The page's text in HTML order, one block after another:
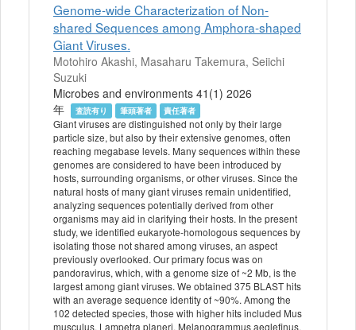
Genome-wide Characterization of Non-
shared Sequences among Amphora-shaped
Giant Viruses.
Motohiro Akashi, Masaharu Takemura, Seiichi
Suzuki
Microbes and environments 41(1) 2026
年
査読有り 筆頭著者 責任著者
Giant viruses are distinguished not only by their large
particle size, but also by their extensive genomes, often
reaching megabase levels. Many sequences within these
genomes are considered to have been introduced by
hosts, surrounding organisms, or other viruses. Since the
natural hosts of many giant viruses remain unidentified,
analyzing sequences potentially derived from other
organisms may aid in clarifying their hosts. In the present
study, we identified eukaryote-homologous sequences by
isolating those not shared among viruses, an aspect
previously overlooked. Our primary focus was on
pandoravirus, which, with a genome size of ~2 Mb, is the
largest among giant viruses. We obtained 375 BLAST hits
with an average sequence identity of ~90%. Among the
102 detected species, those with higher hits included Mus
musculus, Lampetra planeri, Melanogrammus aeglefinus,